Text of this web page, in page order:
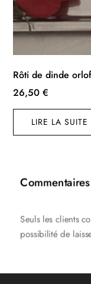
Rôti de dinde
26,50€
LIRE LA SUITE
Commentaires
Seuls les clients
possibilité de